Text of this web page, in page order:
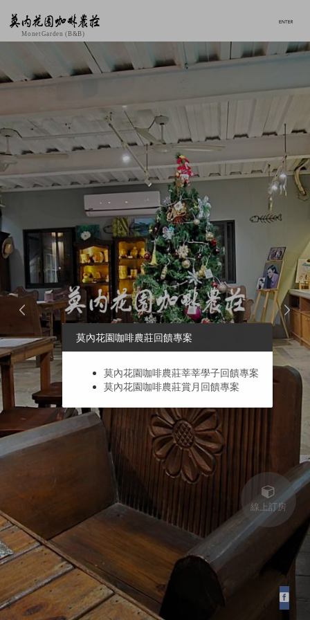
線上訂房
莫內花園咖啡農莊回饋專案
莫內花園咖啡農莊莘莘學子回饋專案
莫內花園咖啡農莊賞月回饋專案